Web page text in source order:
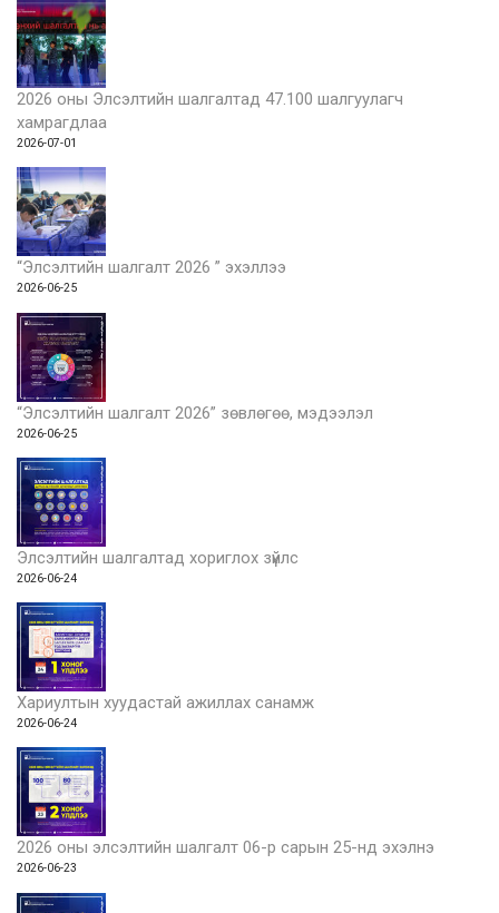
2026 оны Элсэлтийн шалгалтад 47.100 шалгуулагч
хамрагдлаа
2026-07-01
“Элсэлтийн шалгалт 2026 ” эхэллээ
2026-06-25
“Элсэлтийн шалгалт 2026” зөвлөгөө, мэдээлэл
2026-06-25
Элсэлтийн шалгалтад хориглох зүйлс
2026-06-24
Хариултын хуудастай ажиллах санамж
2026-06-24
2026 оны элсэлтийн шалгалт 06-р сарын 25-нд эхэлнэ
2026-06-23